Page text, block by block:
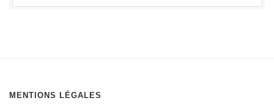
MENTIONS LÉGALES